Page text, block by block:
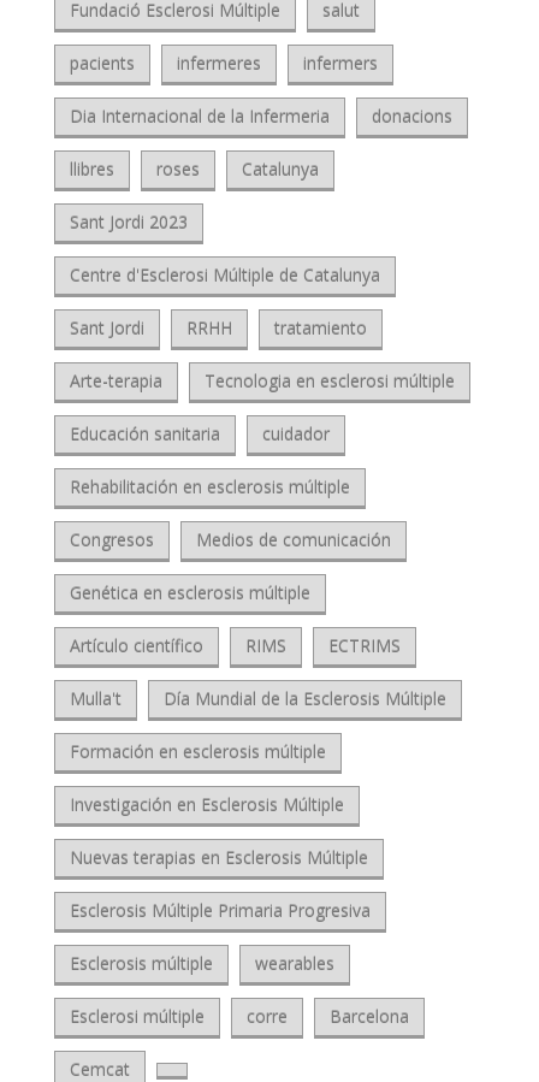
Fundació Esclerosi Múltiple salut
pacients infermeres infermers
Dia Internacional de la Infermeria donacions
llibres roses Catalunya
Sant Jordi 2023
Centre d'Esclerosi Múltiple de Catalunya
Sant Jordi RRHH tratamiento
Arte-terapia Tecnologia en esclerosi múltiple
Educación sanitaria cuidador
Rehabilitación en esclerosis múltiple
Congresos Medios de comunicación
Genética en esclerosis múltiple
Artículo científico RIMS ECTRIMS
Mulla't Día Mundial de la Esclerosis Múltiple
Formación en esclerosis múltiple
Investigación en Esclerosis Múltiple
Nuevas terapias en Esclerosis Múltiple
Esclerosis Múltiple Primaria Progresiva
Esclerosis múltiple wearables
Esclerosi múltiple corre Barcelona
Cemcat